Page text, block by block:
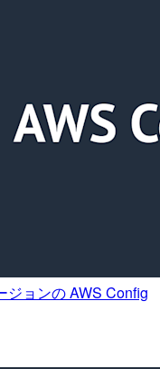
ジョンの AWS Config